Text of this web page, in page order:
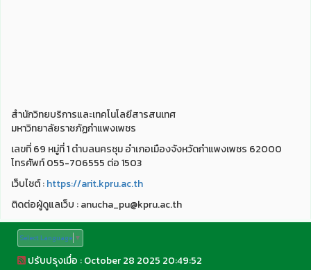
สำนักวิทยบริการและเทคโนโลยีสารสนเทศ
มหาวิทยาลัยราชภัฏกำแพงเพชร
เลขที่ 69 หมู่ที่ 1 ตำบลนครชุม อำเภอเมืองจังหวัดกำแพงเพชร 62000
โทรศัพท์ 055-706555 ต่อ 1503
เว็บไชต์ :https://arit.kpru.ac.th
ติดต่อผู้ดูแลเว็บ : anucha_pu@kpru.ac.th
Select Language ▼
ปรับปรุงเมื่อ : October 28 2025 20:49:52